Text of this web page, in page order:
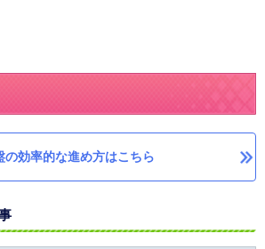
の効率的な進め方はこちら